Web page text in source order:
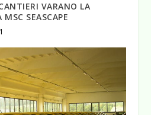
VARANO LA
SEASCAPE